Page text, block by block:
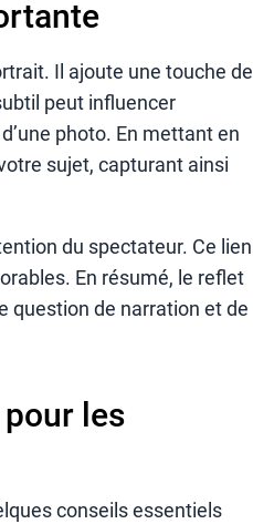
Il ajoute une touche de
peut influencer
photo. En mettant en
sujet, capturant ainsi
du spectateur. Ce lien
En résumé, le reflet
question de narration et de
les
conseils essentiels